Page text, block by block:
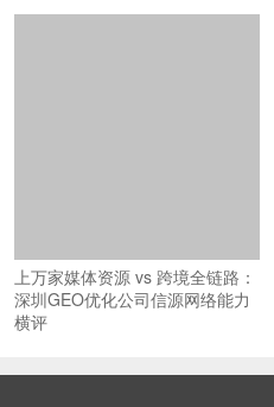
上万家媒体资源 vs 跨境全链路：
深圳GEO优化公司信源网络能力
横评